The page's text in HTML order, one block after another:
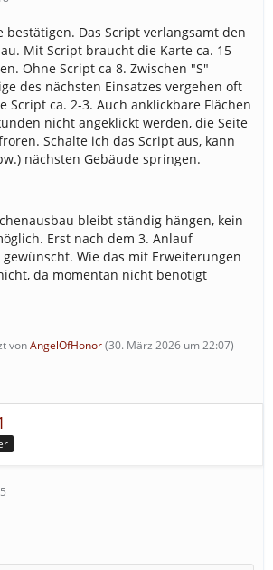
bestätigen. Das Script verlangsamt den
Mit Script braucht die Karte ca. 15
Ohne Script ca 8. Zwischen "S"
des nächsten Einsatzes vergehen oft
Script ca. 2-3. Auch anklickbare Flächen
nicht angeklickt werden, die Seite
Schalte ich das Script aus, kann
nächsten Gebäude springen.
bleibt ständig hängen, kein
Erst nach dem 3. Anlauf
Wie das mit Erweiterungen
da momentan nicht benötigt
vonAngelOfHonor(30. März 2026 um 22:07)